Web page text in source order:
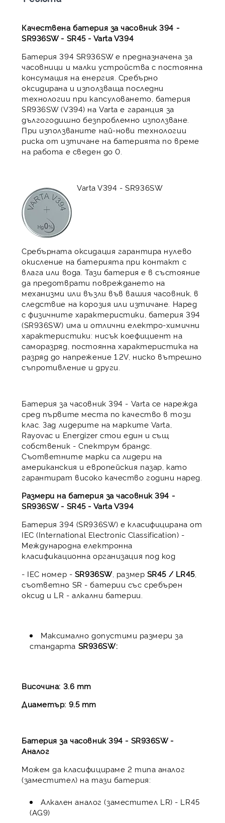
Качествена батерия за часовник 394 -
SR936SW - SR45 - Varta V394
Батерия 394 SR936SW е предназначена за
часовници и малки устройства с постоянна
консумация на енергия. Сребърно
оксидирана и използваща последни
технологии при капсуловането, батерия
SR936SW (V394) на Varta е гаранция за
дългогодишно безпроблемно използване.
При използваните най-нови технологии
риска от изтичане на батерията по време
на работа е сведен до 0.
Varta V394 - SR936SW
Сребърната оксидация гарантира нулево
окисление на батерията при контакт с
влага или вода. Тази батерия е в състояние
да предотврати повреждането на
механизми или възли във вашия часовник, в
следствие на корозия или изтичане. Наред
с физичните характеристики, батерия 394
(SR936SW) има и отлични електро-химични
характеристики: нисък коефициент на
саморазряд, постоянна характеристика на
разряд до напрежение 1.2V, ниско вътрешно
съпротивление и други.
Батерия за часовник 394 - Varta се нарежда
сред първите места по качество в този
клас. Зад лидерите на марките Varta,
Rayovac и Energizer стои един и същ
собственик - Спектрум брандс.
Съответните марки са лидери на
американския и европейския пазар, като
гарантират високо качество години наред.
Размери на батерия за часовник 394 -
SR936SW - SR45 - Varta V394
Батерия 394 (SR936SW) е класифицирана от
IEC (International Electronic Classification) -
Международна електронна
класификационна организация под код
- IEC номер - SR936SW, размер SR45 / LR45,
съответно SR - батерии със сребърен
оксид и LR - алкални батерии.
Максимално допустими размери за
стандарта SR936SW:
Височина: 3.6 mm
Диаметър: 9.5 mm
Батерия за часовник 394 - SR936SW -
Аналог
Можем да класифицираме 2 типа аналог
(заместител) на тази батерия:
Алкален аналог (заместител LR) - LR45
(AG9)